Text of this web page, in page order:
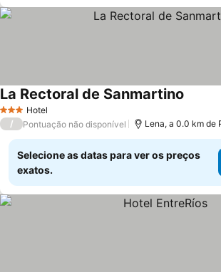
3 EstrelasHotel
La Rectoral de Sanmartino
/ Pontuação não disponível Lena, a 0.0 km de
Selecione as datas para ver os preços
exatos.